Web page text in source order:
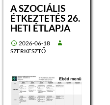
A SZOCIÁLIS
ÉTKEZTETÉS 26.
HETI ÉTLAPJA
2026-06-18
SZERKESZTŐ